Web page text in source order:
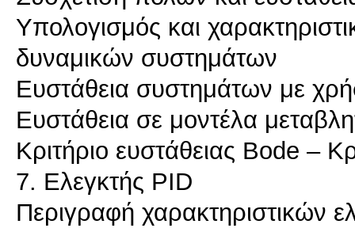
Υπολογισμός και
δυναμικών συστημάτων
Ευστάθεια συστημάτων με
Ευστάθεια σε μοντέλα
Κριτήριο ευστάθειας Bode –
7. Ελεγκτής PID
Περιγραφή χαρακτηριστικών